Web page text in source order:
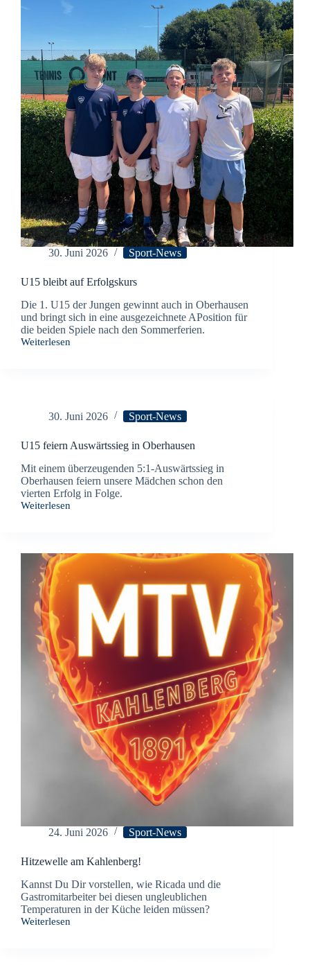
30. Juni 2026 Sport-News
U15 bleibt auf Erfolgskurs
Die 1. U15 der Jungen gewinnt auch in Oberhausen
und bringt sich in eine ausgezeichnete APosition für
die beiden Spiele nach den Sommerferien.
Weiterlesen
U15
30. Juni 2026 Sport-News
U15 feiern Auswärtssieg in Oberhausen
Mit einem überzeugenden 5:1-Auswärtssieg in
Oberhausen feiern unsere Mädchen schon den
vierten Erfolg in Folge.
Weiterlesen
U15
Oberhausen
24. Juni 2026 Sport-News
Hitzewelle am Kahlenberg!
Kannst Du Dir vorstellen, wie Ricada und die
Gastromitarbeiter bei diesen ungleublichen
Temperaturen in der Küche leiden müssen?
Weiterlesen
Hitzewelle